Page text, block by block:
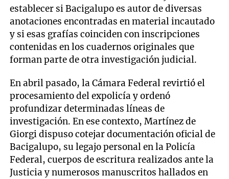
establecer si Bacigalupo es autor de diversas
anotaciones encontradas en material incautado
y si esas grafías coinciden con inscripciones
contenidas en los cuadernos originales que
forman parte de otra investigación judicial.
En abril pasado, la Cámara Federal revirtió el
procesamiento del expolicía y ordenó
profundizar determinadas líneas de
investigación. En ese contexto, Martínez de
Giorgi dispuso cotejar documentación oficial de
Bacigalupo, su legajo personal en la Policía
Federal, cuerpos de escritura realizados ante la
Justicia y numerosos manuscritos hallados en